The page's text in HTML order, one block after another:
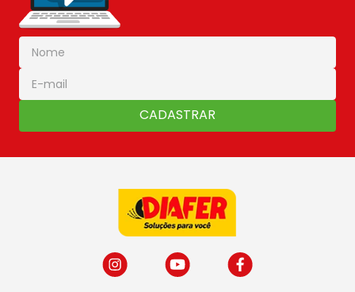
CADASTRAR